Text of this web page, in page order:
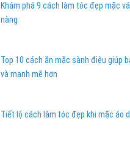
Khám phá 9 cách làm tóc đẹp mặc
nàng
Top 10 cách ăn mặc sành điệu giúp
và mạnh mẽ hơn
Tiết lộ cách làm tóc đẹp khi mặc áo